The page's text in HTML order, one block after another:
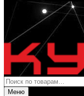
Искать:
Меню